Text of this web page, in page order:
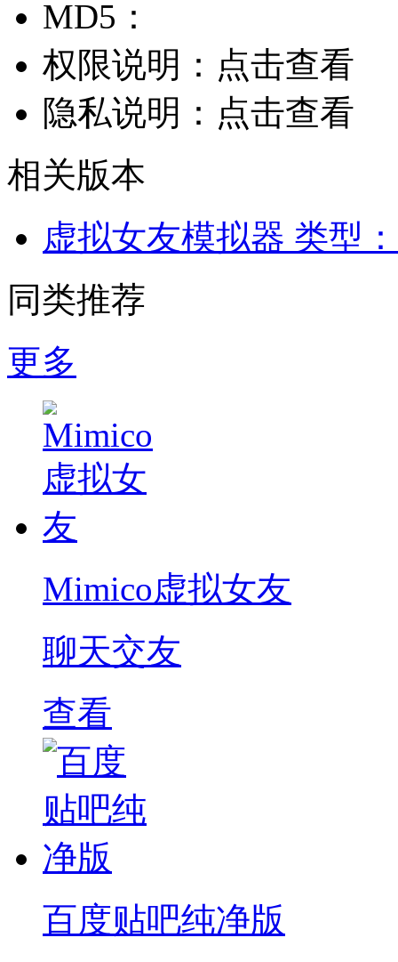
MD5：
权限说明： 点击查看
隐私说明： 点击查看
相关版本
虚拟女友模拟器 类型
同类推荐
更多
Mimico虚拟女友
聊天交友
查看
百度贴吧纯净版